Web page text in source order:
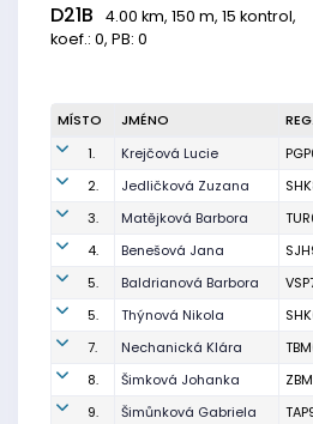
D21B 4.00 km, 150 m, 15 kontrol,
koef.: 0, PB: 0
MÍSTO JMÉNO
1.
Krejčová Lucie
2.
Jedličková Zuzana
3.
Matějková Barbora
4.
Benešová Jana
5.
Baldrianová Barbora
5.
Thýnová Nikola
7.
Nechanická Klára
8.
Šimková Johanka
9.
Šimůnková Gabriela